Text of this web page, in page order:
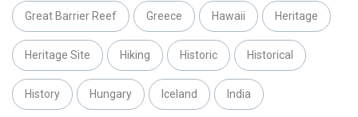
Great Barrier Reef Greece Hawaii Heritage
Heritage Site Hiking Historic Historical
History Hungary Iceland India